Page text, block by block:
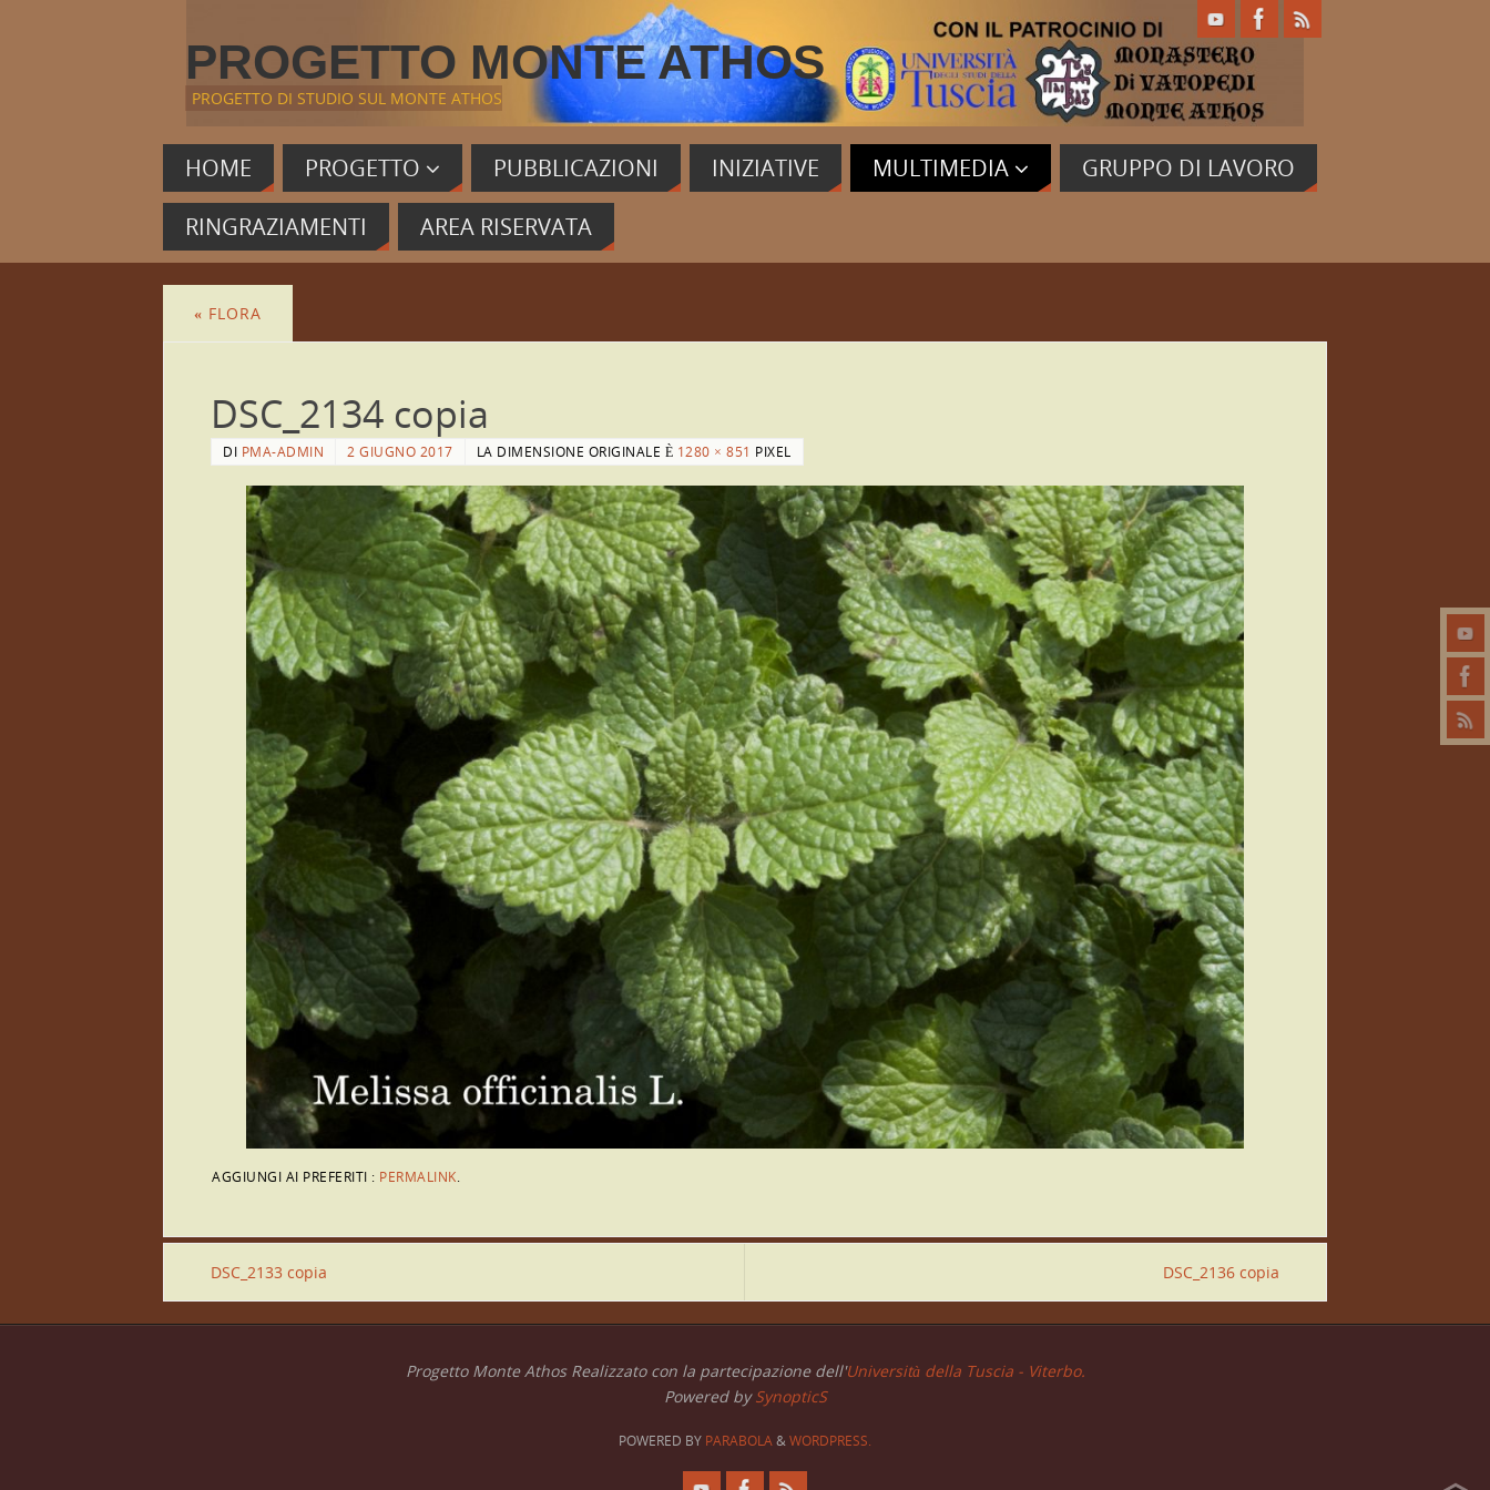
PROGETTO MONTE ATHOS
PROGETTO DI STUDIO SUL MONTE ATHOS
HOME PROGETTO PUBBLICAZIONI INIZIATIVE MULTIMEDIA
GRUPPO DI LAVORO
RINGRAZIAMENTI
AREA RISERVATA
« FLORA
DSC_2134 copia
DI PMA-ADMIN 2 GIUGNO 2017 LA DIMENSIONE ORIGINALE È 1280 × 851 PIXEL
AGGIUNGI AI PREFERITI : PERMALINK.
DSC_2133 copia DSC_2136 copia
Progetto Monte Athos Realizzato con la partecipazione dell'Università della Tuscia - Viterbo.
Powered bySynopticS
POWERED BY PARABOLA&WORDPRESS.